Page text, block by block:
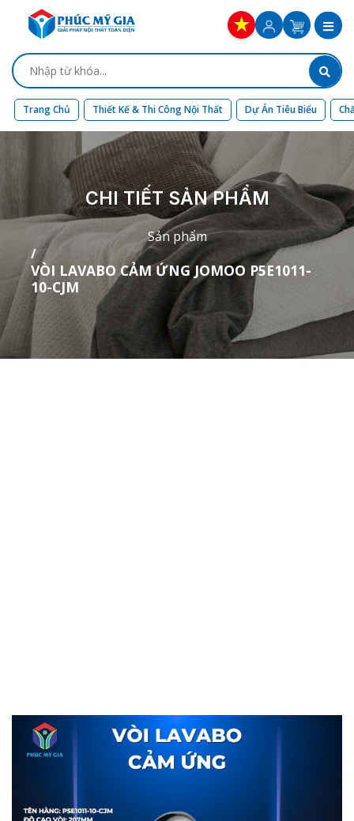
Trang Chủ Thiết Kế & Thi Công Nội Thất Dự Án Tiêu Biểu
CHI TIẾT SẢN PHẨM
Sản phẩm
VÒI LAVABO CẢM ỨNG JOMOO P5E1011-
10-CJM